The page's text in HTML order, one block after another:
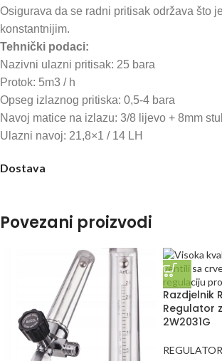
Osigurava da se radni pritisak održava što
konstantnijim.
Tehnički podaci:
Nazivni ulazni pritisak: 25 bara
Protok: 5m3 / h
Opseg izlaznog pritiska: 0,5-4 bara
Navoj matice na izlazu: 3/8 lijevo + 8mm
Ulazni navoj: 21,8×1 / 14 LH
Dostava
Povezani proizvodi
Razdjelnik
Regulator
2W2031G